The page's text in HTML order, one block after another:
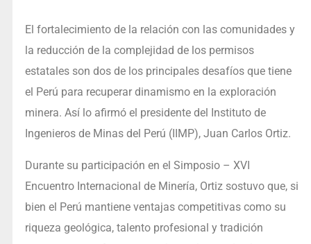
El fortalecimiento de la relación con las comunidades y
la reducción de la complejidad de los permisos
estatales son dos de los principales desafíos que tiene
el Perú para recuperar dinamismo en la exploración
minera. Así lo afirmó el presidente del Instituto de
Ingenieros de Minas del Perú (IIMP), Juan Carlos Ortiz.
Durante su participación en el Simposio – XVI
Encuentro Internacional de Minería, Ortiz sostuvo que, si
bien el Perú mantiene ventajas competitivas como su
riqueza geológica, talento profesional y tradición